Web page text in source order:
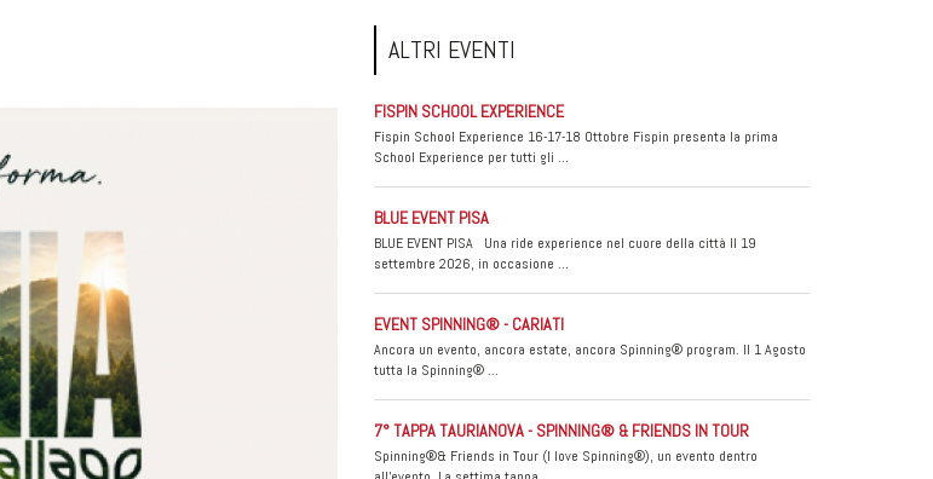
ALTRI EVENTI
FISPIN SCHOOL EXPERIENCE
Fispin School Experience 16-17-18 Ottobre Fispin presenta la prima
School Experience per tutti gli …
BLUE EVENT PISA
BLUE EVENT PISA Una ride experience nel cuore della città Il 19
settembre 2026, in occasione …
EVENT SPINNING® - CARIATI
Ancora un evento, ancora estate, ancora Spinning® program. Il 1 Agosto
tutta la Spinning® …
7° TAPPA TAURIANOVA - SPINNING® & FRIENDS IN TOUR
Spinning®& Friends in Tour (I love Spinning®), un evento dentro